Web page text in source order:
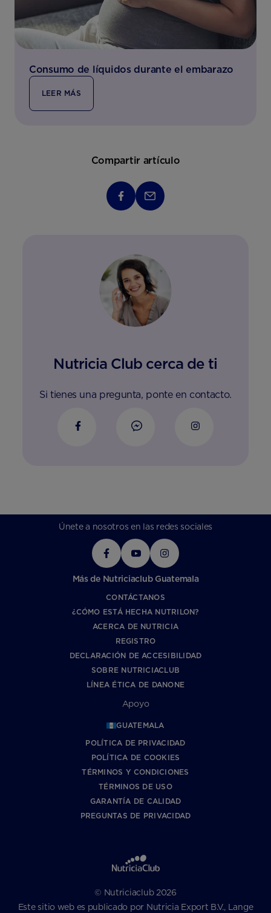
Consumo de líquidos durante el embarazo
LEER MÁS
Compartir artículo
Nutricia Club cerca de ti
Si tienes una pregunta, ponte en contacto.
Únete a nosotros en las redes sociales
Más de Nutriciaclub Guatemala
CONTÁCTANOS
¿CÓMO ESTÁ HECHA NUTRILON?
ACERCA DE NUTRICIA
REGISTRO
DECLARACIÓN DE ACCESIBILIDAD
SOBRE NUTRICIACLUB
LÍNEA ÉTICA DE DANONE
Apoyo
GUATEMALA
POLÍTICA DE PRIVACIDAD
POLÍTICA DE COOKIES
TÉRMINOS Y CONDICIONES
TÉRMINOS DE USO
GARANTÍA DE CALIDAD
PREGUNTAS DE PRIVACIDAD
© Nutriciaclub 2026
Este sitio web es publicado por Nutricia Export B.V., Lange